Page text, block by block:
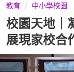
教育 中小學校園
校園天地｜
展現家校合